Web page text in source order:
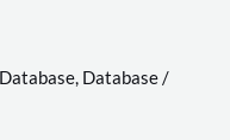
Database, Database/